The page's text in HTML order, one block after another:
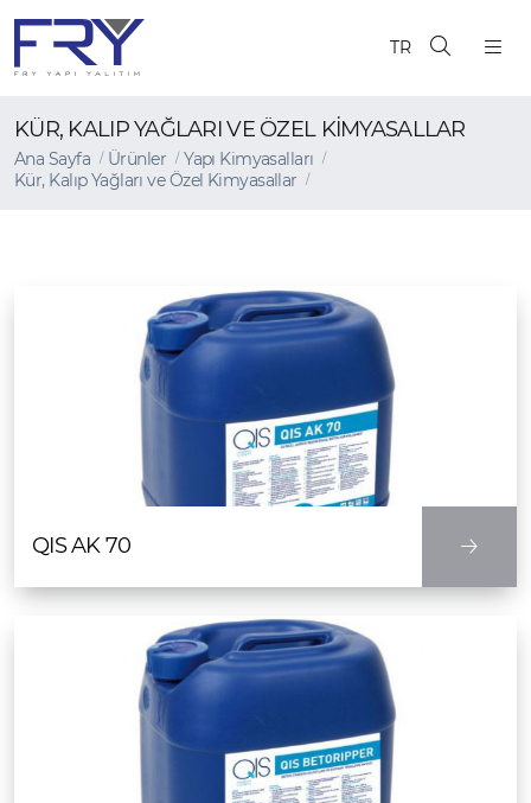
TR
KÜR, KALIP YAĞLARI VE ÖZEL KIMYASALLAR
Ana Sayfa Ürünler
Yapı Kimyasalları
Kür, Kalıp Yağları ve Özel Kimyasallar
QIS AK 70